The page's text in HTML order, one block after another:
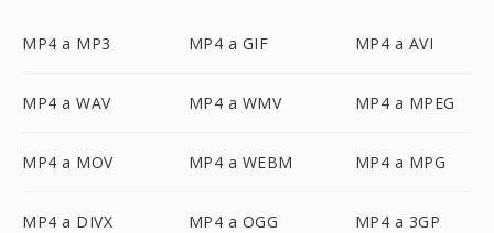
MP4 a MP3 MP4 a GIF MP4 a AVI
MP4 a WAV MP4 a WMV MP4 a MPEG
MP4 a MOV MP4 a WEBM MP4 a MPG
MP4 a DIVX MP4 a OGG MP4 a 3GP